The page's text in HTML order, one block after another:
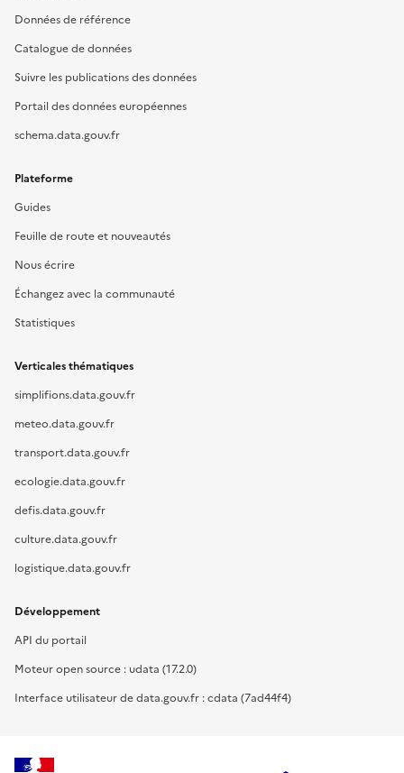
Données de référence
Catalogue de données
Suivre les publications des données
Portail des données européennes
schema.data.gouv.fr
Plateforme
Guides
Feuille de route et nouveautés
Nous écrire
Échangez avec la communauté
Statistiques
Verticales thématiques
simplifions.data.gouv.fr
meteo.data.gouv.fr
transport.data.gouv.fr
ecologie.data.gouv.fr
defis.data.gouv.fr
culture.data.gouv.fr
logistique.data.gouv.fr
Développement
API du portail
Moteur open source : udata (17.2.0)
Interface utilisateur de data.gouv.fr : cdata (7ad44f4)